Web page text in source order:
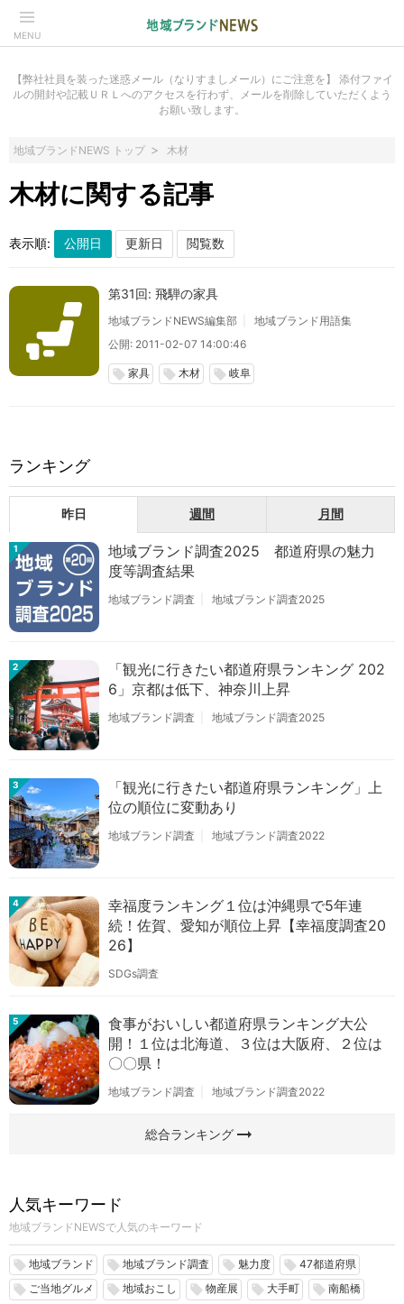
MENU
【弊社社員を装った迷惑メール（なりすましメール）にご注意を】 添付ファイ
ルの開封や記載ＵＲＬへのアクセスを行わず、メールを削除していただくよう
お願い致します。
地域ブランドNEWS トップ 木材
木材に関する記事
表示順:
第31回: 飛騨の家具
地域ブランドNEWS編集部
地域ブランド用語集
公開: 2011-02-07 14:00:46
local_offer 家具 local_offer 木材 local_offer 岐阜
ランキング
昨日 週間 月間
1
地域ブランド調査2025 都道府県の魅力
度等調査結果
地域ブランド調査 地域ブランド調査2025
2
「観光に行きたい都道府県ランキング 202
6」京都は低下、神奈川上昇
地域ブランド調査 地域ブランド調査2025
3
「観光に行きたい都道府県ランキング」上
位の順位に変動あり
地域ブランド調査 地域ブランド調査2022
4
幸福度ランキング１位は沖縄県で5年連
続！佐賀、愛知が順位上昇【幸福度調査20
26】
SDGs調査
5
食事がおいしい都道府県ランキング大公
開！１位は北海道、３位は大阪府、２位は
〇〇県！
地域ブランド調査 地域ブランド調査2022
総合ランキングarrow_right_alt
人気キーワード
地域ブランドNEWSで人気のキーワード
local_offer 地域ブランド local_offer 地域ブランド調査 local_offer 魅力度 local_offer 47都道府県
local_offer ご当地グルメ local_offer 地域おこし local_offer 物産展 local_offer 大手町 local_offer 南船橋